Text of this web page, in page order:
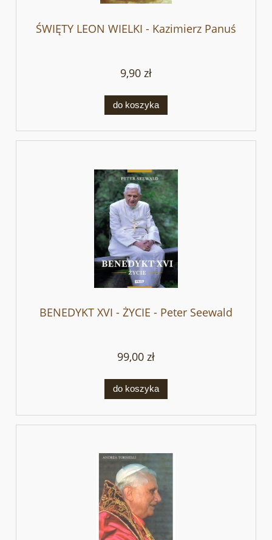
ŚWIĘTY LEON WIELKI - Kazimierz Panuś
9,90 zł
do koszyka
BENEDYKT XVI - ŻYCIE - Peter Seewald
99,00 zł
do koszyka